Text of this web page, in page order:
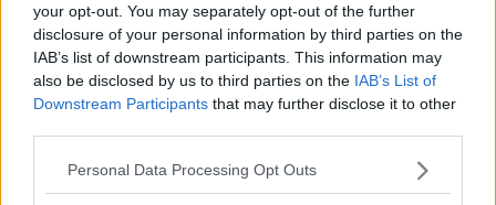
your opt-out. You may separately opt-out of the further
disclosure of your personal information by third parties on the
IAB’s list of downstream participants. This information may
also be disclosed by us to third parties on the IAB’s List of
Downstream Participants that may further disclose it to other
Please note that this website/app uses one or more Google
Personal Data Processing Opt Outs